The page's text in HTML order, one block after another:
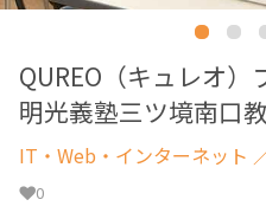
QUREO（キュレオ
明光義塾三ツ境南口
IT・Web・インターネット
0